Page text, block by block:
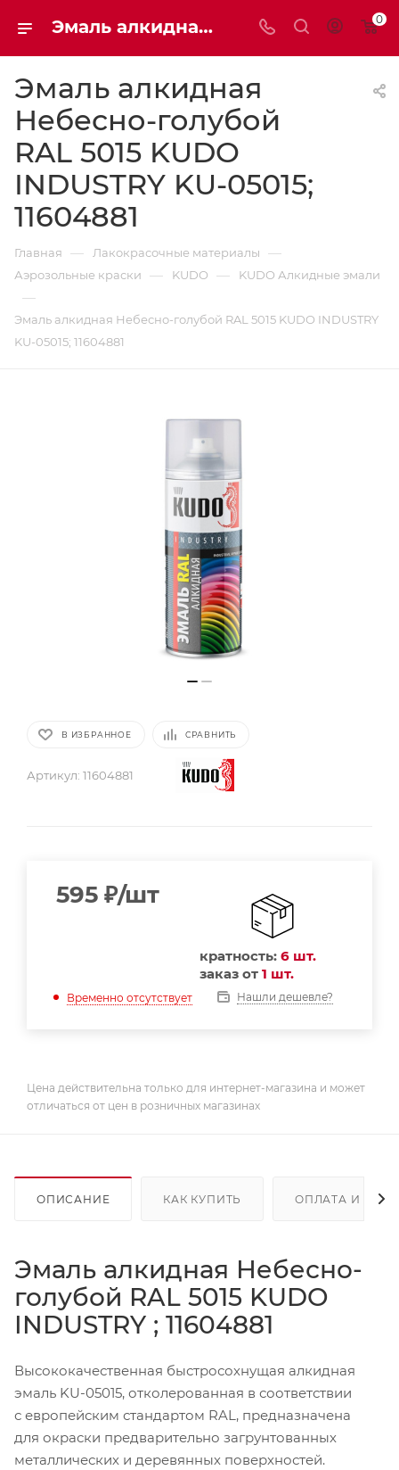
Эмаль алкидная Небесно-голубой RAL 5015 KUDO INDUSTRY KU-05015; 11604881 | Мaxim-stroy 0
Эмаль алкидная
Небесно-голубой
RAL 5015 KUDO
INDUSTRY KU-05015;
11604881
Главная — Лакокрасочные материалы —
Аэрозольные краски — KUDO — KUDO Алкидные эмали
—
Эмаль алкидная Небесно-голубой RAL 5015 KUDO INDUSTRY
KU-05015; 11604881
В ИЗБРАННОЕ СРАВНИТЬ
Артикул: 11604881
595 ₽/шт
кратность: 6 шт.
заказ от 1 шт.
Временно отсутствует Нашли дешевле?
Цена действительна только для интернет-магазина и может
отличаться от цен в розничных магазинах
ОПИСАНИЕ КАК КУПИТЬ ОПЛАТА И
Эмаль алкидная Небесно-
голубой RAL 5015 KUDO
INDUSTRY ; 11604881
Высококачественная быстросохнущая алкидная
эмаль KU-05015, отколерованная в соответствии
с европейским стандартом RAL, предназначена
для окраски предварительно загрунтованных
металлических и деревянных поверхностей.